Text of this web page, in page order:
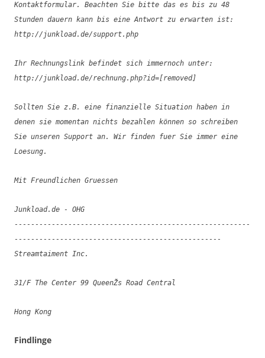
Kontaktformular. Beachten Sie bitte das es bis zu 48
Stunden dauern kann bis eine Antwort zu erwarten ist:
http://junkload.de/support.php
Ihr Rechnungslink befindet sich immernoch unter:
http://junkload.de/rechnung.php?id=[removed]
Sollten Sie z.B. eine finanzielle Situation haben in
denen sie momentan nichts bezahlen können so schreiben
Sie unseren Support an. Wir finden fuer Sie immer eine
Loesung.
Mit Freundlichen Gruessen
Junkload.de - OHG
---------------------------------------------------------
--------------------------------------------------
Streamtaiment Inc.
31/F The Center 99 QueenŽs Road Central
Hong Kong
Findlinge